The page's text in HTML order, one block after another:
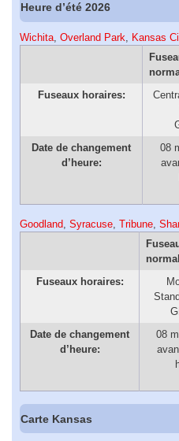
Heure d’été 2026
Wichita Overland Park Kansas
Fuseaux horaires:
Date de changement
d’heure:
08
Goodland, Syracuse, Tribune,
normal
Fuseaux horaires:
Date de changement
d’heure:
08
Carte Kansas